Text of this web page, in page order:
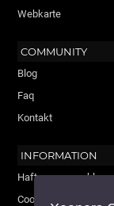
Webkarte
COMMUNITY
Blog
Faq
Kontakt
INFORMATION
Haftungsausschluss
Cookie-Politik